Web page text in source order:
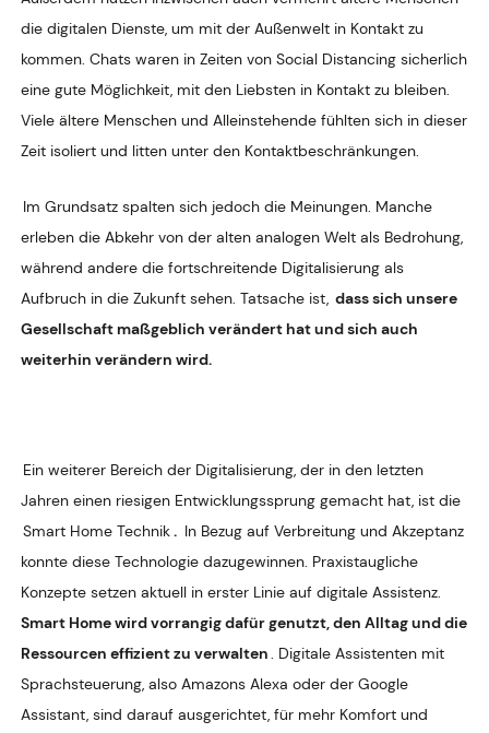
die digitalen Dienste, um mit der Außenwelt in Kontakt zu
kommen. Chats waren in Zeiten von Social Distancing sicherlich
eine gute Möglichkeit, mit den Liebsten in Kontakt zu bleiben.
Viele ältere Menschen und Alleinstehende fühlten sich in dieser
Zeit isoliert und litten unter den Kontaktbeschränkungen.
Im Grundsatz spalten sich jedoch die Meinungen. Manche
erleben die Abkehr von der alten analogen Welt als Bedrohung,
während andere die fortschreitende Digitalisierung als
Aufbruch in die Zukunft sehen. Tatsache ist, dass sich unsere
Gesellschaft maßgeblich verändert hat und sich auch
weiterhin verändern wird.
Ein weiterer Bereich der Digitalisierung, der in den letzten
Jahren einen riesigen Entwicklungssprung gemacht hat, ist die
Smart Home Technik. In Bezug auf Verbreitung und Akzeptanz
konnte diese Technologie dazugewinnen. Praxistaugliche
Konzepte setzen aktuell in erster Linie auf digitale Assistenz.
Smart Home wird vorrangig dafür genutzt, den Alltag und die
Ressourcen effizient zu verwalten. Digitale Assistenten mit
Sprachsteuerung, also Amazons Alexa oder der Google
Assistant, sind darauf ausgerichtet, für mehr Komfort und